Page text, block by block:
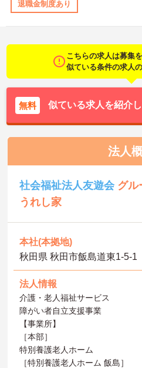
退職金制度あり
こちらの求人は募集
似ている条件の求人
無料 似ている求人を紹介
法人
社会福祉法人友遊会 グル
うれし家
本社(本拠地)
秋田県 秋田市飯島道東1-5-1
法人情報
介護・老人福祉サービス
障がい者自立支援事業
【事業所】
［本部］
特別養護老人ホーム
［特別養護老人ホーム 飯島］